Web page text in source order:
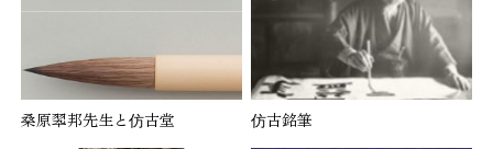
桑原翆邦先生と仿古堂 仿古銘筆